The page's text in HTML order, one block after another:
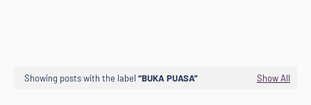
Showing posts with the label BUKA PUASA Show All